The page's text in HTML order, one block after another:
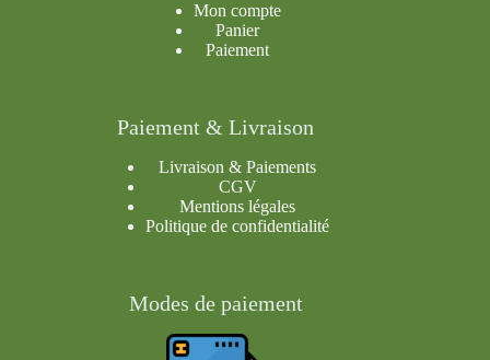
Mon compte
Panier
Paiement
Paiement & Livraison
Livraison & Paiements
CGV
Mentions légales
Politique de confidentialité
Modes de paiement